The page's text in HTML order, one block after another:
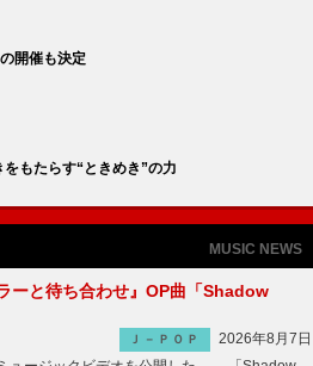
開催も決定
もたらす“ときめき”の力
MUSIC NEWS
ーと待ち合わせ』OP曲「Shadow
Ｊ－ＰＯＰ
2026年8月7日